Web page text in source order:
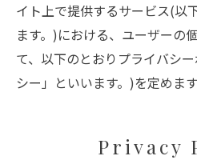
イト上で提供するサービス(以
ます。)における、ユーザーの
て、以下のとおりプライバシ
シー」といいます。)を定めます
Privacy